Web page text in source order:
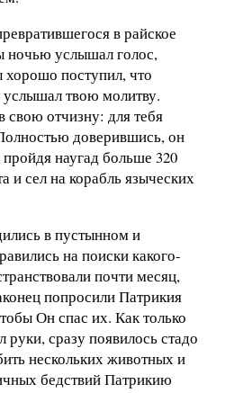
в райское
ночью услышал голос,
хорошо поступил, что
услышал твою молитву.
свою отчизну: для тебя
доверившись, он
наугад больше 320
и сел на корабль языческих
в пустынном и
на поиски какого-
почти месяц,
попросили Патрикия
Он спас их. Как только
сразу появилось стадо
нескольких животных и
бедствий Патрикию